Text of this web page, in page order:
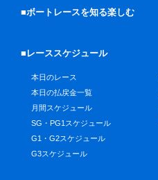
■ボートレースを知る楽しむ
■レーススケジュール
本日のレース
本日の払戻金一覧
月間スケジュール
SG・PG1スケジュール
G1・G2スケジュール
G3スケジュール